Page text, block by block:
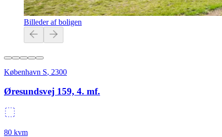
Billeder af boligen
København S, 2300
Øresundsvej 159, 4. mf.
80 kvm